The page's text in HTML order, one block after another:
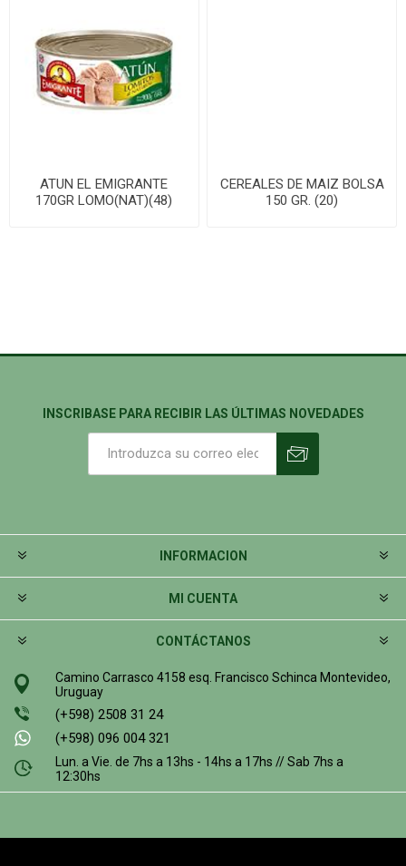
ATUN EL EMIGRANTE
170GR LOMO(NAT)(48)
CEREALES DE MAIZ BOLSA
150 GR. (20)
INSCRIBASE PARA RECIBIR LAS ÚLTIMAS NOVEDADES
INFORMACION
MI CUENTA
CONTÁCTANOS
Camino Carrasco 4158 esq. Francisco Schinca Montevideo,
Uruguay
(+598) 2508 31 24
(+598) 096 004 321
Lun. a Vie. de 7hs a 13hs - 14hs a 17hs // Sab 7hs a
12:30hs